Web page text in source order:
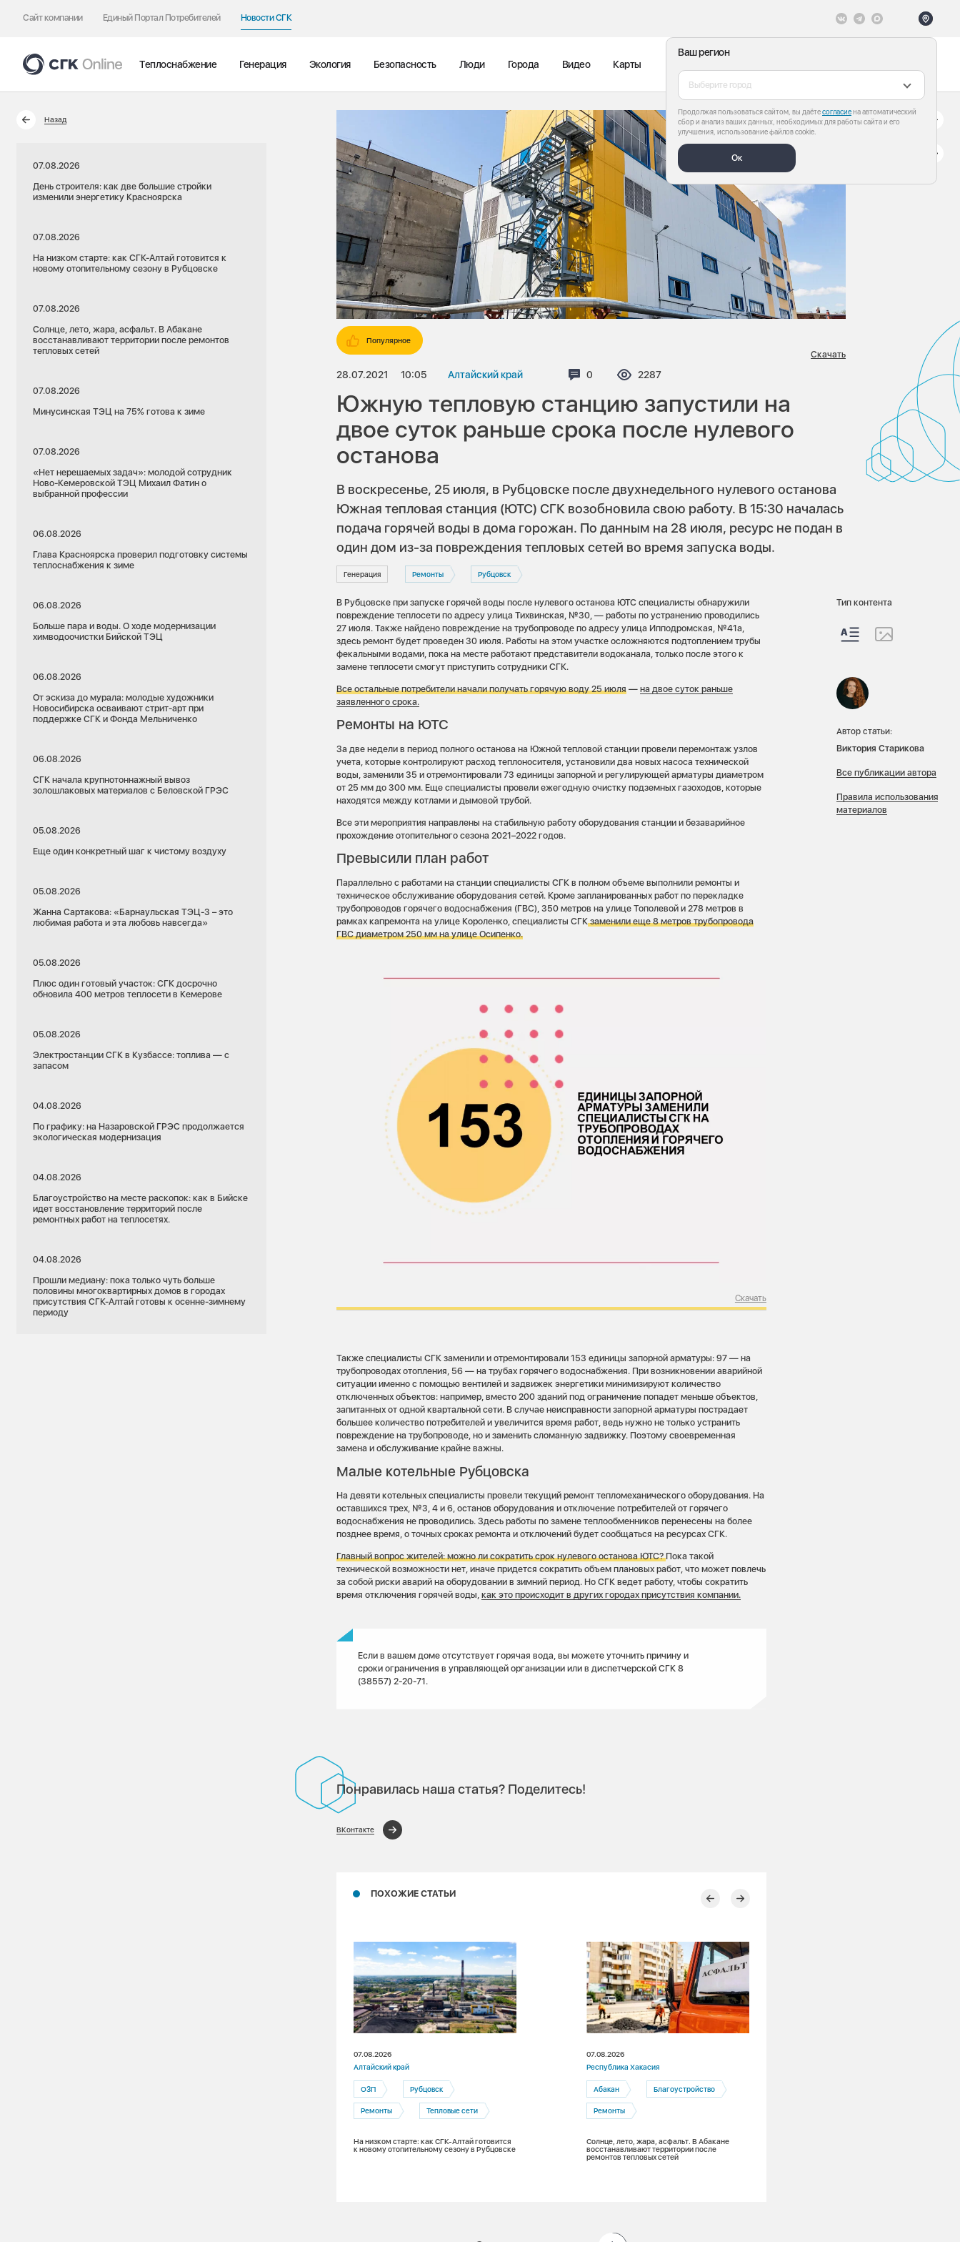
Сайт компании Единый Портал Потребителей Новости СГК
Ваш регион
Выберите город
Продолжая пользоваться сайтом, вы даётесогласиена автоматический
сбор и анализ ваших данных, необходимых для работы сайта и его
улучшения, использование файлов cookie.
Ок
Теплоснабжение Генерация Экология Безопасность Люди Города Видео Карты
Назад
07.08.2026
День строителя: как две большие стройки
изменили энергетику Красноярска
07.08.2026
На низком старте: как СГК-Алтай готовится к
новому отопительному сезону в Рубцовске
07.08.2026
Солнце, лето, жара, асфальт. В Абакане
восстанавливают территории после ремонтов
тепловых сетей
07.08.2026
Минусинская ТЭЦ на 75% готова к зиме
07.08.2026
«Нет нерешаемых задач»: молодой сотрудник
Ново-Кемеровской ТЭЦ Михаил Фатин о
выбранной профессии
06.08.2026
Глава Красноярска проверил подготовку системы
теплоснабжения к зиме
06.08.2026
Больше пара и воды. О ходе модернизации
химводоочистки Бийской ТЭЦ
06.08.2026
От эскиза до мурала: молодые художники
Новосибирска осваивают стрит-арт при
поддержке СГК и Фонда Мельниченко
06.08.2026
СГК начала крупнотоннажный вывоз
золошлаковых материалов с Беловской ГРЭС
05.08.2026
Еще один конкретный шаг к чистому воздуху
05.08.2026
Жанна Сартакова: «Барнаульская ТЭЦ-3 – это
любимая работа и эта любовь навсегда»
05.08.2026
Плюс один готовый участок: СГК досрочно
обновила 400 метров теплосети в Кемерове
05.08.2026
Электростанции СГК в Кузбассе: топлива — с
запасом
04.08.2026
По графику: на Назаровской ГРЭС продолжается
экологическая модернизация
04.08.2026
Благоустройство на месте раскопок: как в Бийске
идет восстановление территорий после
ремонтных работ на теплосетях.
04.08.2026
Прошли медиану: пока только чуть больше
половины многоквартирных домов в городах
присутствия СГК-Алтай готовы к осенне-зимнему
периоду
Популярное
28.07.2021 10:05 Алтайский край Комментариев:
0 Просмотров:
2287
Скачать
Южную тепловую станцию запустили на
двое суток раньше срока после нулевого
останова
В воскресенье, 25 июля, в Рубцовске после двухнедельного нулевого останова
Южная тепловая станция (ЮТС) СГК возобновила свою работу. В 15:30 началась
подача горячей воды в дома горожан. По данным на 28 июля, ресурс не подан в
один дом из-за повреждения тепловых сетей во время запуска воды.
Генерация Ремонты Рубцовск
В Рубцовске при запуске горячей воды после нулевого останова ЮТС специалисты обнаружили
повреждение теплосети по адресу улица Тихвинская, №30, — работы по устранению проводились
27 июля. Также найдено повреждение на трубопроводе по адресу улица Ипподромская, №41а,
здесь ремонт будет проведен 30 июля. Работы на этом участке осложняются подтоплением трубы
фекальными водами, пока на месте работают представители водоканала, только после этого к
замене теплосети смогут приступить сотрудники СГК.
Все остальные потребители начали получать горячую воду 25 июля —на двое суток раньше
заявленного срока.
Ремонты на ЮТС
За две недели в период полного останова на Южной тепловой станции провели перемонтаж узлов
учета, которые контролируют расход теплоносителя, установили два новых насоса технической
воды, заменили 35 и отремонтировали 73 единицы запорной и регулирующей арматуры диаметром
от 25 мм до 300 мм. Еще специалисты провели ежегодную очистку подземных газоходов, которые
находятся между котлами и дымовой трубой.
Все эти мероприятия направлены на стабильную работу оборудования станции и безаварийное
прохождение отопительного сезона 2021–2022 годов.
Превысили план работ
Параллельно с работами на станции специалисты СГК в полном объеме выполнили ремонты и
техническое обслуживание оборудования сетей. Кроме запланированных работ по перекладке
трубопроводов горячего водоснабжения (ГВС), 350 метров на улице Тополевой и 278 метров в
рамках капремонта на улице Короленко, специалисты СГКзаменили еще8 метров трубопровода
ГВС диаметром 250 мм на улице Осипенко.
Скачать
Также специалисты СГК заменили и отремонтировали 153 единицы запорной арматуры: 97 — на
трубопроводах отопления, 56 — на трубах горячего водоснабжения. При возникновении аварийной
ситуации именно с помощью вентилей и задвижек энергетики минимизируют количество
отключенных объектов: например, вместо 200 зданий под ограничение попадет меньше объектов,
запитанных от одной квартальной сети. В случае неисправности запорной арматуры пострадает
большее количество потребителей и увеличится время работ, ведь нужно не только устранить
повреждение на трубопроводе, но и заменить сломанную задвижку. Поэтому своевременная
замена и обслуживание крайне важны.
Малые котельные Рубцовска
На девяти котельных специалисты провели текущий ремонт тепломеханического оборудования. На
оставшихся трех, №3, 4 и 6, останов оборудования и отключение потребителей от горячего
водоснабжения не проводились. Здесь работы по замене теплообменников перенесены на более
позднее время, о точных сроках ремонта и отключений будет сообщаться на ресурсах СГК.
Главный вопрос жителей: можно ли сократить срок нулевого останова ЮТС?Пока такой
технической возможности нет, иначе придется сократить объем плановых работ, что может повлечь
за собой риски аварий на оборудовании в зимний период. Но СГК ведет работу, чтобы сократить
время отключения горячей воды,как это происходит в других городах присутствия компании.
Если в вашем доме отсутствует горячая вода, вы можете уточнить причину и
сроки ограничения в управляющей организации или в диспетчерской СГК 8
(38557) 2-20-71.
Понравилась наша статья? Поделитесь!
ВКонтакте
ПОХОЖИЕ СТАТЬИ
07.08.2026
Алтайский край
ОЗП Рубцовск
Ремонты Тепловые сети
На низком старте: как СГК-Алтай готовится
к новому отопительному сезону в Рубцовске
07.08.2026
Республика Хакасия
Абакан Благоустройство
Ремонты
Солнце, лето, жара, асфальт. В Абакане
восстанавливают территории после
ремонтов тепловых сетей
Тип контента
Автор статьи:
Виктория Старикова
Все публикации автора
Правила использования
материалов